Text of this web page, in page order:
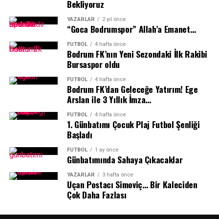
üstün performansla rakibini 2-1 mağlup ederek 2025/26
Muğla İl Şampiyonu oldu. Bu şampiyonlukla birlikte
kulüp, bu sezonki ikinci il birinciliğini koleksiyonuna
eklemiş oldu.
“Emeğin Karşılığını Almak Çok Sevindirici”
Şampiyonluk sonrası büyük bir mutluluk yaşayan kulüp
yönetimi, elde edilen başarının temelinde disiplinli
altyapı çalışmalarının yattığını belirtti:
“600 sporcunun yer aldığı bu büyük organizasyonda,
kulüp olarak 4 takımla mücadele edip 3 takımımızı final
etabına taşımak ve şampiyonluğa ulaşmak bizim için
büyük bir onur. Altyapıya verdiğimiz emeğin meyvelerini
toplamak, yıl içerisindeki ikinci il birinciliğimizi almak
çok sevindirici. Bu başarıda emeği geçen kıymetli
antrenörümüz Aycan Genç’e, ter döken tüm
Bekliyoruz
YAZARLAR 2 yıl önce
“Goca Bodrumspor” Allah’a Emanet…
FUTBOL 4 hafta önce
Bodrum FK’nın Yeni Sezondaki İlk Rakibi
Bursaspor oldu
FUTBOL 4 hafta önce
Bodrum FK’dan Geleceğe Yatırım! Ege
Arslan ile 3 Yıllık İmza…
FUTBOL 4 hafta önce
1.⁠ ⁠Günbatımı Çocuk Plaj Futbol Şenliği
Başladı
FUTBOL 1 ay önce
Günbatımında Sahaya Çıkacaklar
YAZARLAR 3 hafta önce
Uçan Postacı Simoviç… Bir Kaleciden
Çok Daha Fazlası